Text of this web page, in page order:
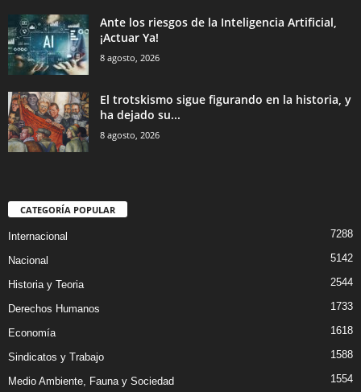
Ante los riesgos de la Inteligencia Artificial,
¡Actuar Ya!
8 agosto, 2026
El trotskismo sigue figurando en la historia, y
ha dejado su...
8 agosto, 2026
CATEGORÍA POPULAR
Internacional 7288
Nacional 5142
Historia y Teoria 2544
Derechos Humanos 1733
Economía 1618
Sindicatos y Trabajo 1588
Medio Ambiente, Fauna y Sociedad 1554